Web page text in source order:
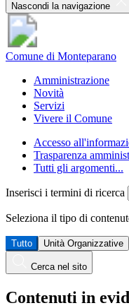
Nascondi la navigazione
Comune di Monteparano
Amministrazione
Novità
Servizi
Vivere il Comune
Accesso
Trasparenza
Tutti gli argomenti...
Inserisci i termini di ricerca
Seleziona il tipo di
Tutto Unità Organizzative
Cerca nel sito
Contenuti in